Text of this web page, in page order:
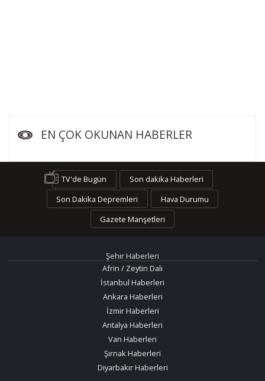
EN ÇOK OKUNAN HABERLER
TV'de Bugün
Son dakika Haberleri
Son Dakika Depremleri
Hava Durumu
Gazete Manşetleri
Şehir Haberleri
Afrin / Zeytin Dalı
İstanbul Haberleri
Ankara Haberleri
İzmir Haberleri
Antalya Haberleri
Van Haberleri
Şırnak Haberleri
Diyarbakır Haberleri